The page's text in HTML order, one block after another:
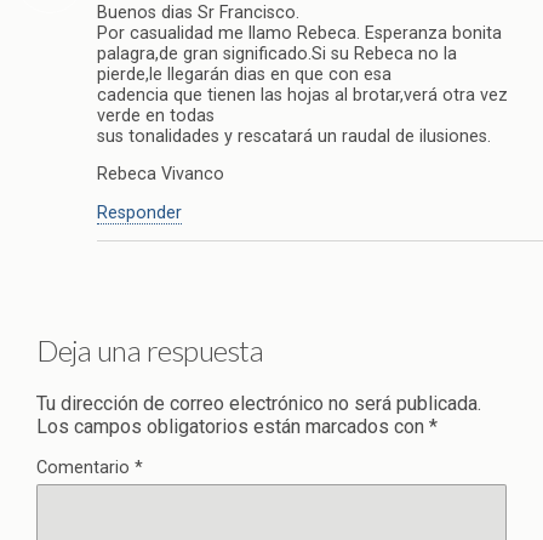
Buenos dias Sr Francisco.
Por casualidad me llamo Rebeca. Esperanza bonita
palagra,de gran significado.Si su Rebeca no la
pierde,le llegarán dias en que con esa
cadencia que tienen las hojas al brotar,verá otra vez
verde en todas
sus tonalidades y rescatará un raudal de ilusiones.
Rebeca Vivanco
Responder
Deja una respuesta
Tu dirección de correo electrónico no será publicada.
Los campos obligatorios están marcados con *
Comentario *